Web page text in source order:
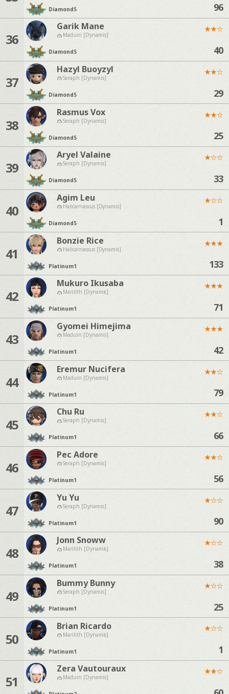
Diamond5 96
36
Garik Mane
Maduin [Dynamis]
Diamond5
★★☆
40
37
Hazyl Buoyzyl
Seraph [Dynamis]
Diamond5
★★☆
29
38
Rasmus Vox
Seraph [Dynamis]
Diamond5
★★☆
25
39
Aryel Valaine
Seraph [Dynamis]
Diamond5
★☆☆
33
40
Agim Leu
Halicarnassus [Dynamis]
Diamond5
★☆☆
1
41
Bonzie Rice
Halicarnassus [Dynamis]
Platinum1
★★★
133
42
Mukuro Ikusaba
Marilith [Dynamis]
Platinum1
★★★
71
43
Gyomei Himejima
Maduin [Dynamis]
Platinum1
★★★
42
44
Eremur Nucifera
Maduin [Dynamis]
Platinum1
★★☆
79
45
Chu Ru
Seraph [Dynamis]
Platinum1
★★☆
66
46
Pec Adore
Seraph [Dynamis]
Platinum1
★★☆
56
47
Yu Yu
Seraph [Dynamis]
Platinum1
★☆☆
90
48
Jonn Snoww
Marilith [Dynamis]
Platinum1
★☆☆
38
49
Bummy Bunny
Seraph [Dynamis]
Platinum1
★☆☆
25
50
Brian Ricardo
Marilith [Dynamis]
Platinum1
★☆☆
1
51
Zera Vautouraux
Maduin [Dynamis]
★★☆